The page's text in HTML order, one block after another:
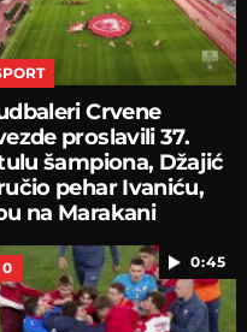
Crvene
proslavili 37.
šampiona, Džajić
pehar Ivaniću,
na Marakani
0:45
0